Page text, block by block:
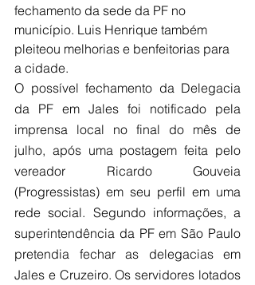
fechamento da sede da PF no
município. Luis Henrique também
pleiteou melhorias e benfeitorias para
a cidade.
O possível fechamento da Delegacia
da PF em Jales foi notificado pela
imprensa local no final do mês de
julho, após uma postagem feita pelo
vereador Ricardo Gouveia
(Progressistas) em seu perfil em uma
rede social. Segundo informações, a
superintendência da PF em São Paulo
pretendia fechar as delegacias em
Jales e Cruzeiro. Os servidores lotados